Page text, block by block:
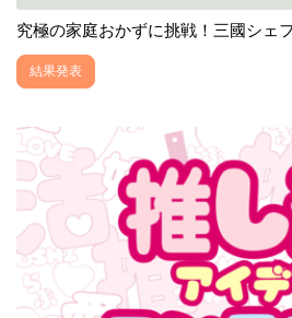
究極の家庭おかずに挑戦！三國シェ
結果発表